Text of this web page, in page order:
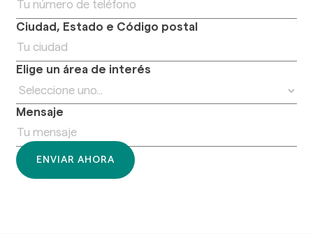
Ciudad, Estado e Código postal
Elige un área de interés
Mensaje